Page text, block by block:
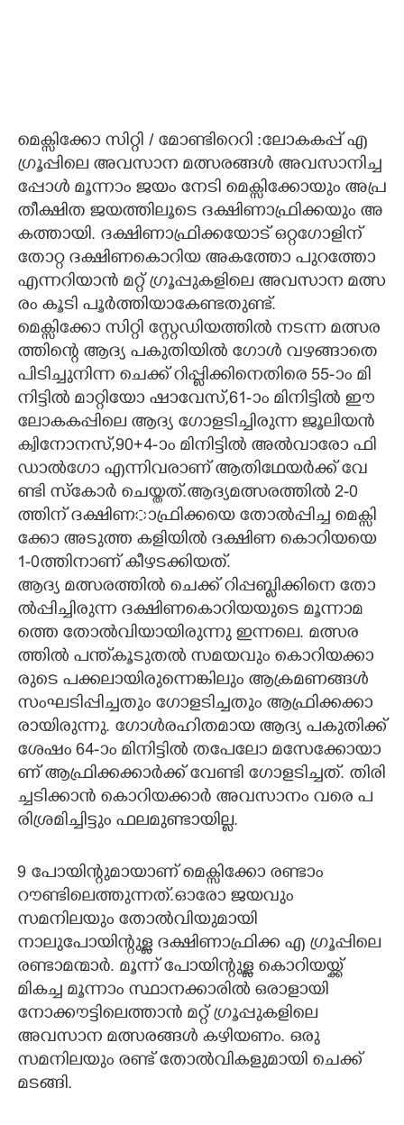
മെ​ക്സി​ക്കോ​ ​സി​റ്റി​ ​/​ ​മോ​ണ്ടി​റെ​റി​ :ലോ​ക​ക​പ്പ് ​എ​ ​
ഗ്രൂ​പ്പി​ലെ​ ​അ​വ​സാ​ന​ ​മ​ത്സ​ര​ങ്ങ​ൾ​ ​അ​വ​സാ​നി​ച്ച​
പ്പോ​ൾ​ ​മൂ​ന്നാം​ ​ജ​യം​ ​നേ​ടി​ ​മെ​ക്സി​ക്കോ​യും​ ​അ​പ്ര​
തീ​ക്ഷി​ത​ ​ജ​യ​ത്തി​ലൂ​ടെ​ ​ദ​ക്ഷി​ണാ​ഫ്രി​ക്ക​യും​ ​അ​
ക​ത്താ​യി.​ ​ദ​ക്ഷി​ണാ​ഫ്രി​ക്ക​യോ​ട് ​ഒ​റ്റ​ഗോ​ളി​ന് ​
തോ​റ്റ ദ​ക്ഷി​ണ​കൊ​റി​യ​ ​അ​ക​ത്തോ​ ​പു​റ​ത്തോ​ ​
എ​ന്ന​റി​യാ​ൻ​ ​മ​റ്റ് ​ഗ്രൂ​പ്പു​ക​ളി​ലെ​ ​അ​വ​സാ​ന​ ​മ​ത്സ​
രം​ ​കൂ​ടി​ ​പൂ​ർ​ത്തി​യാ​കേ​ണ്ട​തു​ണ്ട്.
മെ​ക്സി​ക്കോ​ ​സി​റ്റി​ ​സ്റ്റേ​ഡി​യ​ത്തി​ൽ​ ​ന​ട​ന്ന​ ​മ​ത്സ​ര​
ത്തി​ന്റെ​ ​ആ​ദ്യ​ ​പ​കു​തി​യി​ൽ​ ​ഗോ​ൾ​ ​വ​ഴ​ങ്ങാ​തെ​ ​
പി​ടി​ച്ചു​നി​ന്ന​ ​ചെ​ക്ക് ​റി​പ്പ്ളി​ക്കി​നെ​തി​രെ​ 55​-ാം​ ​മി​
നി​ട്ടി​ൽ​ ​മാ​റ്റി​യോ​ ​ഷാ​വേ​സ്,61​-ാം​ ​മി​നി​ട്ടി​ൽ​ ​ഈ​ ​
ലോ​ക​ക​പ്പി​ലെ​ ​ആ​ദ്യ​ ​ഗോ​ള​ടി​ച്ചി​രു​ന്ന​ ​ജൂ​ലി​യ​ൻ​ ​
ക്വി​നോ​ന​സ്,90​+4​-ാം​ ​മി​നി​ട്ടി​ൽ​ ​അ​ൽ​വാ​രോ​ ​ഫി​
ഡാ​ൽ​ഗോ​ ​എ​ന്നി​വ​രാ​ണ് ​ആ​തി​ഥേ​യ​ർ​ക്ക് ​വേ​
ണ്ടി​ ​സ്കോ​ർ​ ​ചെ​യ്ത​ത്.​ആ​ദ്യ​മ​ത്സ​ര​ത്തി​ൽ​ 2​-0​
ത്തി​ന് ദ​ക്ഷി​ണ​ാഫ്രി​ക്കയെ​ ​തോ​ൽ​പ്പി​ച്ച​ ​മെ​ക്സി​
ക്കോ​ ​അ​ടു​ത്ത​ ​ക​ളി​യി​ൽ​ ​ദ​ക്ഷി​ണ​ ​കൊ​റി​യ​യെ​
1​-0​ത്തി​നാ​ണ് ​കീ​ഴ​ട​ക്കി​യ​ത്.
ആ​ദ്യ​ ​മ​ത്സ​ര​ത്തി​ൽ​ ​ചെ​ക്ക് ​റി​പ്പ​ബ്ളി​ക്കി​നെ​ ​തോ​
ൽ​പ്പി​ച്ചി​രു​ന്ന​ ​ദ​ക്ഷി​ണ​കൊ​റി​യ​യു​ടെ​ ​മൂ​ന്നാ​മ​
ത്തെ​ ​തോ​ൽ​വി​യാ​യി​രു​ന്നു​ ​ഇ​ന്ന​ലെ.​ ​മ​ത്സ​ര​
ത്തി​ൽ​ ​പ​ന്ത്കൂ​ടു​ത​ൽ​ ​സ​മ​യ​വും​ ​കൊ​റി​യ​ക്കാ​
രു​ടെ​ ​പ​ക്ക​ലാ​യി​രു​ന്നെ​ങ്കി​ലും​ ​ആ​ക്ര​മ​ണ​ങ്ങ​ൾ​ ​
സം​ഘ​ടി​പ്പി​ച്ച​തും​ ​ഗോ​ള​ടി​ച്ച​തും​ ​ആ​ഫ്രി​ക്ക​ക്കാ​
രാ​യി​രു​ന്നു.​ ​ഗോ​ൾ​ര​ഹി​ത​മാ​യ​ ​ആ​ദ്യ​ ​പ​കു​തി​ക്ക്
​ശേ​ഷം​ 64​-ാം​ ​മി​നി​ട്ടി​ൽ​ ​ത​പേ​ലോ​ ​മ​സേ​ക്കോ​യാ​
ണ് ​ആ​ഫ്രി​ക്ക​ക്കാ​ർ​ക്ക് ​വേ​ണ്ടി​ ​ഗോ​ള​ടി​ച്ച​ത്.​ ​തി​രി​
ച്ച​ടി​ക്കാ​ൻ​ ​കൊ​റി​യ​ക്കാ​ർ​ ​അ​വ​സാ​നം​ ​വ​രെ​ ​പ​
രി​ശ്ര​മി​ച്ചി​ട്ടും​ ​ഫ​ല​മു​ണ്ടാ​യി​ല്ല.
9 പോയിന്റുമായാണ് മെക്സിക്കോ രണ്ടാം
റൗണ്ടിലെത്തുന്നത്.ഓരോ ജയവും
സമനിലയും തോൽവിയുമായി
നാലുപോയിന്റുള്ള ദക്ഷിണാഫ്രിക്ക എ ഗ്രൂപ്പിലെ
രണ്ടാമന്മാർ. മൂന്ന് പോയിന്റുള്ള കൊറിയയ്ക്ക്
മികച്ച മൂന്നാം സ്ഥാനക്കാരിൽ ഒരാളായി
നോക്കൗട്ടിലെത്താൻ മറ്റ് ഗ്രൂപ്പുകളിലെ
അവസാന മത്സരങ്ങൾ കഴിയണം. ഒരു
സമനിലയും രണ്ട് തോൽവികളുമായി ചെക്ക്
മടങ്ങി.